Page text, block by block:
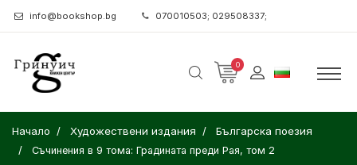
info@bookshop.bg 070010503; 029508337;
0
Начало Художествени издания Българска поезия
Съчинения в 9 тома: Градината преди Рая, том 2